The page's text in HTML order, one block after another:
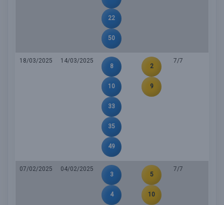
22
50
18/03/2025
14/03/2025
8
10
33
35
49
2
9
7/7
07/02/2025
04/02/2025
3
4
5
10
7/7